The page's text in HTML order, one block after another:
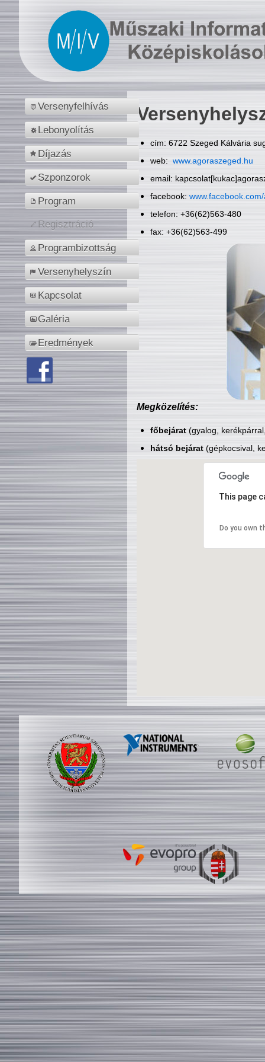
Versenyfelhívás
Lebonyolítás
Díjazás
Szponzorok
Program
Regisztráció
Programbizottság
Versenyhelyszín
Kapcsolat
Galéria
Eredmények
cím: 6722 Szeged Kálvária
web: www.agoraszeged.hu
email:
facebook:
telefon: +36(62)563-480
fax: +36(62)563-499
Megközelítés:
főbejárat(gyalog,
hátsó bejárat(gépkocsival,
This page
Do you own